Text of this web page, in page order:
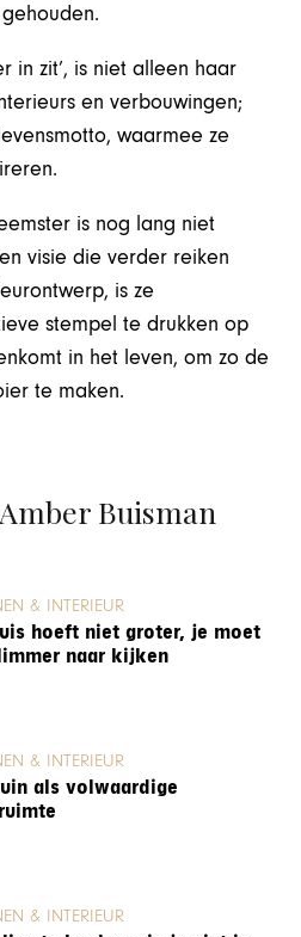
in zit’, is niet alleen haar
en verbouwingen;
waarmee ze
is nog lang niet
visie die verder reiken
is ze
stempel te drukken op
in het leven, om zo de
te maken.
Buisman
& INTERIEUR
hoeft niet groter, je moet
naar kijken
& INTERIEUR
als volwaardige
& INTERIEUR